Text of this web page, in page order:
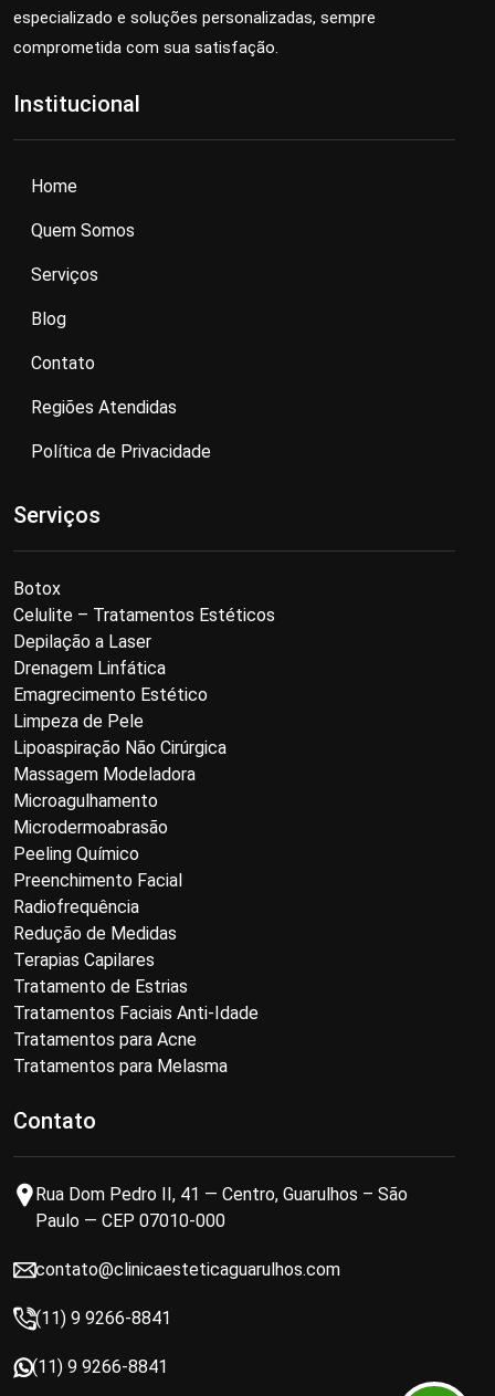
especializado e soluções personalizadas, sempre
comprometida com sua satisfação.
Institucional
Home
Quem Somos
Serviços
Blog
Contato
Regiões Atendidas
Política de Privacidade
Serviços
Botox
Celulite – Tratamentos Estéticos
Depilação a Laser
Drenagem Linfática
Emagrecimento Estético
Limpeza de Pele
Lipoaspiração Não Cirúrgica
Massagem Modeladora
Microagulhamento
Microdermoabrasão
Peeling Químico
Preenchimento Facial
Radiofrequência
Redução de Medidas
Terapias Capilares
Tratamento de Estrias
Tratamentos Faciais Anti-Idade
Tratamentos para Acne
Tratamentos para Melasma
Contato
Rua Dom Pedro II, 41 — Centro, Guarulhos – São
Paulo — CEP 07010-000
contato@clinicaesteticaguarulhos.com
(11) 9 9266-8841
(11) 9 9266-8841